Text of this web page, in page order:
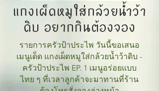
แกงเผ็ดหมูใส่กล้วยน้ำว้า
ดิบ อยากกินต้องจอง
รายการครัวป้าประไพ วันนี้ขอเสนอ
เมนูเด็ด แกงเผ็ดหมูใส่กล้วยน้ำว้าดิบ -
ครัวป้าประไพ EP. 1 เมนูอร่อยแบบ
ไทย ๆ ที่เวลาลูกค้าจะมาทานที่ร้าน